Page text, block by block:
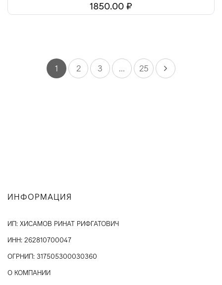
1850.00 ₽
1 2 3 ... 25
ИНФОРМАЦИЯ
ИП: ХИСАМОВ РИНАТ РИФГАТОВИЧ
ИНН: 262810700047
ОГРНИП: 317505300030360
О КОМПАНИИ